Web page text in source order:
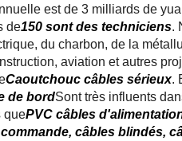
est de 3 milliards de
de150 sont des techniciens.
du charbon, de la
aviation et autres
Caoutchouc câbles sérieux.
de bordSont très influents
quePVC câbles
câbles blindés,